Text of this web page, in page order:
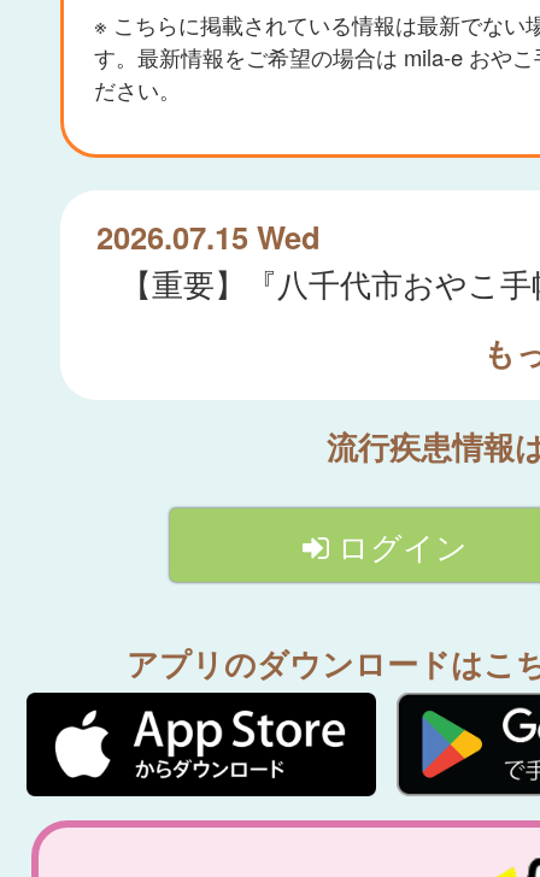
※ こちらに掲載されている情報は最新でない
す。最新情報をご希望の場合は mila-e おや
ださい。
2026.07.15 Wed
も
流行疾患情報
ログイン
アプリのダウンロードはこ